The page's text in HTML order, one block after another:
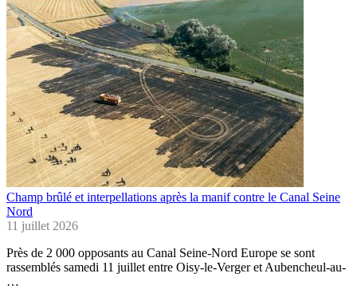
Champ brûlé et interpellations après la manif contre le Canal Seine
Nord
11 juillet 2026
Près de 2 000 opposants au Canal Seine-Nord Europe se sont
rassemblés samedi 11 juillet entre Oisy-le-Verger et Aubencheul-au-
…